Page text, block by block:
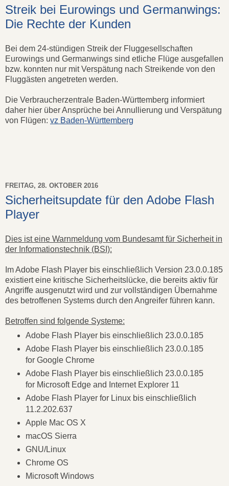
Streik bei Eurowings und Germanwings:
Die Rechte der Kunden
Bei dem 24-stündigen Streik der Fluggesellschaften
Eurowings und Germanwings sind etliche Flüge ausgefallen
bzw. konnten nur mit Verspätung nach Streikende von den
Fluggästen angetreten werden.
Die Verbraucherzentrale Baden-Württemberg informiert
daher hier über Ansprüche bei Annullierung und Verspätung
von Flügen: vz Baden-Württemberg
FREITAG, 28. OKTOBER 2016
Sicherheitsupdate für den Adobe Flash
Player
Dies ist eine Warnmeldung vom Bundesamt für Sicherheit in
der Informationstechnik (BSI):
Im Adobe Flash Player bis einschließlich Version 23.0.0.185
existiert eine kritische Sicherheitslücke, die bereits aktiv für
Angriffe ausgenutzt wird und zur vollständigen Übernahme
des betroffenen Systems durch den Angreifer führen kann.
Betroffen sind folgende Systeme:
Adobe Flash Player bis einschließlich 23.0.0.185
Adobe Flash Player bis einschließlich 23.0.0.185
for Google Chrome
Adobe Flash Player bis einschließlich 23.0.0.185
for Microsoft Edge and Internet Explorer 11
Adobe Flash Player for Linux bis einschließlich
11.2.202.637
Apple Mac OS X
macOS Sierra
GNU/Linux
Chrome OS
Microsoft Windows